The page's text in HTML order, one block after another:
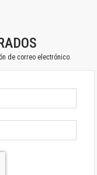
de correo electrónico.